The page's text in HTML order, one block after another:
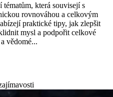
která souvisejí s
rovnováhou a celkovým
praktické tipy, jak zlepšit
mysl a podpořit celkové
vědomé...